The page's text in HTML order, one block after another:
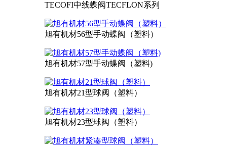
TECOFI中线蝶阀TECFLON系列
旭有机材56型手动蝶阀（塑料）
旭有机材57型手动蝶阀（塑料)
旭有机材21型球阀（塑料）
旭有机材23型球阀（塑料）